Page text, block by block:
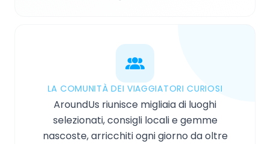
LA COMUNITÀ DEI VIAGGIATORI CURIOSI
AroundUs riunisce migliaia di luoghi
selezionati, consigli locali e gemme
nascoste, arricchiti ogni giorno da oltre